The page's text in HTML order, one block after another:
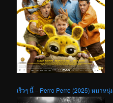
เร็วๆ นี้ – Perro Perro (2025) หมาหนุ่